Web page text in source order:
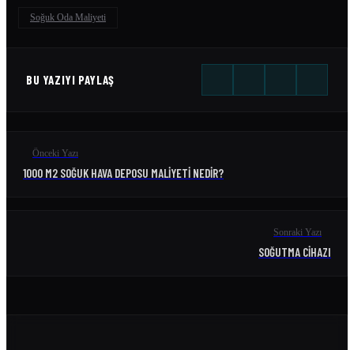
Soğuk Oda Maliyeti
BU YAZIYI PAYLAŞ
Önceki Yazı
1000 M2 SOĞUK HAVA DEPOSU MALIYETI NEDIR?
Sonraki Yazı
SOĞUTMA CIHAZI